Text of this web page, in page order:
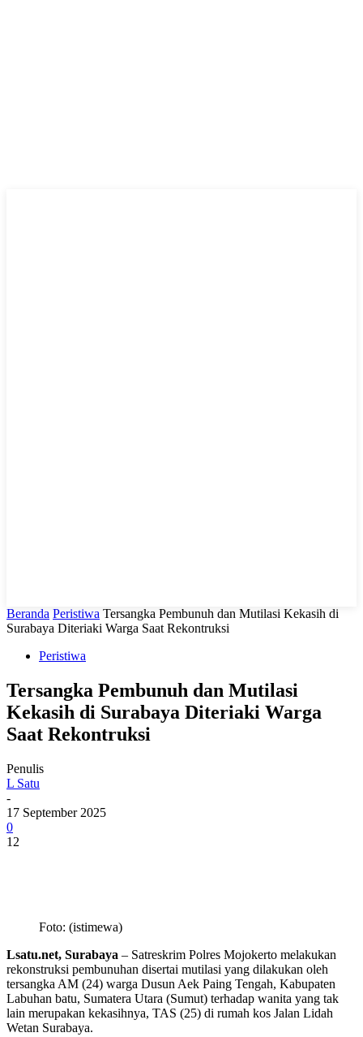
Beranda Peristiwa Tersangka Pembunuh dan Mutilasi Kekasih di
Surabaya Diteriaki Warga Saat Rekontruksi
Peristiwa
Tersangka Pembunuh dan Mutilasi
Kekasih di Surabaya Diteriaki Warga
Saat Rekontruksi
Penulis
L Satu
-
17 September 2025
0
12
Foto: (istimewa)
Lsatu.net, Surabaya – Satreskrim Polres Mojokerto melakukan
rekonstruksi pembunuhan disertai mutilasi yang dilakukan oleh
tersangka AM (24) warga Dusun Aek Paing Tengah, Kabupaten
Labuhan batu, Sumatera Utara (Sumut) terhadap wanita yang tak
lain merupakan kekasihnya, TAS (25) di rumah kos Jalan Lidah
Wetan Surabaya.